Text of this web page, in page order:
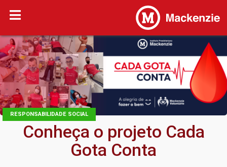
RESPONSABILIDADE SOCIAL
Conheça o projeto Cada
Gota Conta